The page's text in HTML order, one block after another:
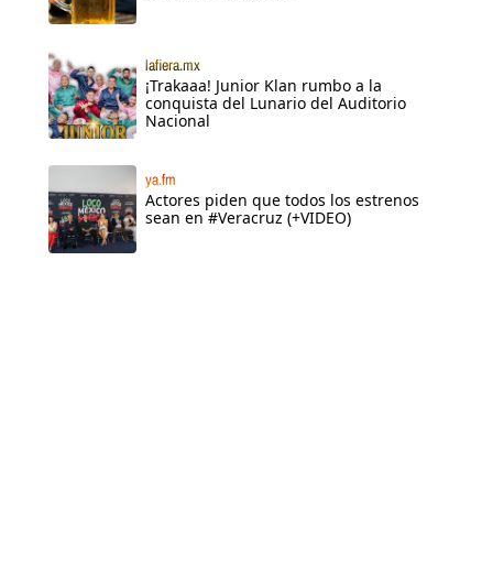
lafiera.mx
¡Trakaaa! Junior Klan rumbo a la
conquista del Lunario del Auditorio
Nacional
ya.fm
Actores piden que todos los estrenos
sean en #Veracruz (+VIDEO)